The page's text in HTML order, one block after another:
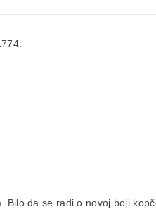
Bilo da se radi o novoj boji